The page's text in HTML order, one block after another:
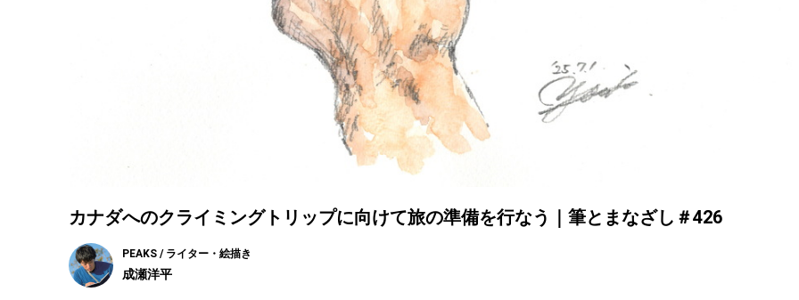
カナダへのクライミングトリップに向けて旅の準備を行なう｜筆とまなざし＃426
PEAKS / ライター・絵描き
成瀬洋平